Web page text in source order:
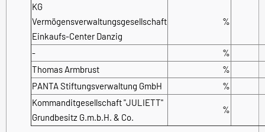
KG
Vermögensverwaltungsgesellschaft
Einkaufs-Center Danzig
%
-
%
Thomas Armbrust
%
PANTA Stiftungsverwaltung GmbH
%
Kommanditgesellschaft "JULIETT"
Grundbesitz G.m.b.H. & Co.
%